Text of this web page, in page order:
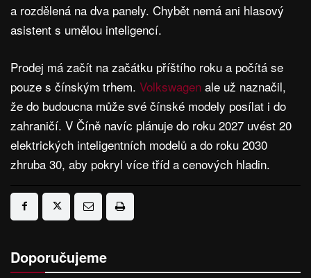
a rozdělená na dva panely. Chybět nemá ani hlasový
asistent s umělou inteligencí.
Prodej má začít na začátku příštího roku a počítá se
pouze s čínským trhem. Volkswagen ale už naznačil,
že do budoucna může své čínské modely posílat i do
zahraničí. V Číně navíc plánuje do roku 2027 uvést 20
elektrických inteligentních modelů a do roku 2030
zhruba 30, aby pokryl více tříd a cenových hladin.
Doporučujeme